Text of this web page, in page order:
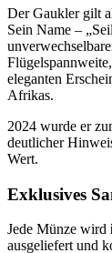
Der Gaukler gilt
Sein Name –
eleganten
Afrikas.
2024 wurde er
deutlicher
Wert.
Exklusives
Jede Münze wird
ausgeliefert und